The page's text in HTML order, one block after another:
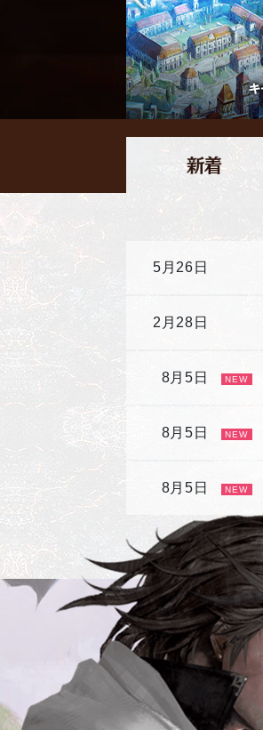
5月26日
2月28日
8月5日 NEW
8月5日 NEW
8月5日 NEW